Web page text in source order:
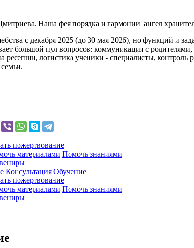
Наша фея порядка и гармонии, ангел
с декабря 2025 (до 30 мая 2026), но функций и
большой пул вопросов: коммуникация с
ресепшн, логистика ученики - специалисты,
пожертвование
материалами Помочь знаниями
Консультация Обучение
пожертвование
материалами Помочь знаниями